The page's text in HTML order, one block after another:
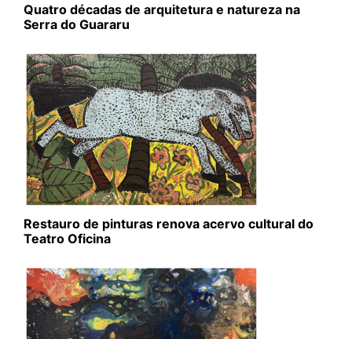
Quatro décadas de arquitetura e natureza na
Serra do Guararu
Restauro de pinturas renova acervo cultural do
Teatro Oficina